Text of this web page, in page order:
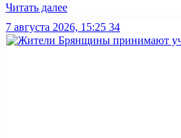
Читать далее
7 августа 2026, 15:25 34